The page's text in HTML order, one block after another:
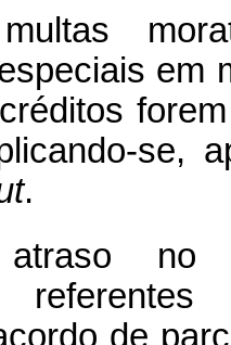
em
se,
.
no
de